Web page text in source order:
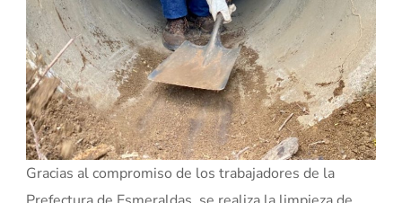
Gracias al compromiso de los trabajadores de la